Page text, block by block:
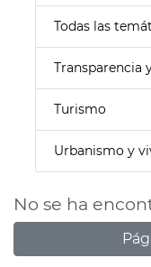
Todas las
Transparencia
Turismo
Urbanismo y
No se ha